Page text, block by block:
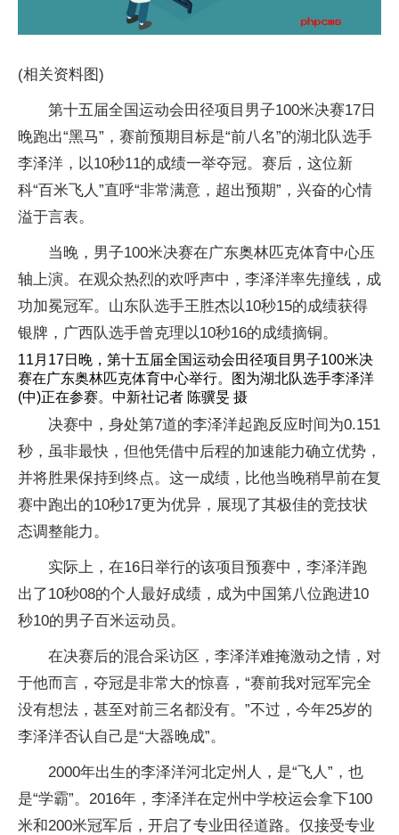
(相关资料图)
第十五届全国运动会田径项目男子100米决赛17日
晚跑出“黑马”，赛前预期目标是“前八名”的湖北队选手
李泽洋，以10秒11的成绩一举夺冠。赛后，这位新
科“百米飞人”直呼“非常满意，超出预期”，兴奋的心情
溢于言表。
当晚，男子100米决赛在广东奥林匹克体育中心压
轴上演。在观众热烈的欢呼声中，李泽洋率先撞线，成
功加冕冠军。山东队选手王胜杰以10秒15的成绩获得
银牌，广西队选手曾克理以10秒16的成绩摘铜。
11月17日晚，第十五届全国运动会田径项目男子100米决
赛在广东奥林匹克体育中心举行。图为湖北队选手李泽洋
(中)正在参赛。中新社记者 陈骥旻 摄
决赛中，身处第7道的李泽洋起跑反应时间为0.151
秒，虽非最快，但他凭借中后程的加速能力确立优势，
并将胜果保持到终点。这一成绩，比他当晚稍早前在复
赛中跑出的10秒17更为优异，展现了其极佳的竞技状
态调整能力。
实际上，在16日举行的该项目预赛中，李泽洋跑
出了10秒08的个人最好成绩，成为中国第八位跑进10
秒10的男子百米运动员。
在决赛后的混合采访区，李泽洋难掩激动之情，对
于他而言，夺冠是非常大的惊喜，“赛前我对冠军完全
没有想法，甚至对前三名都没有。”不过，今年25岁的
李泽洋否认自己是“大器晚成”。
2000年出生的李泽洋河北定州人，是“飞人”，也
是“学霸”。2016年，李泽洋在定州中学校运会拿下100
米和200米冠军后，开启了专业田径道路。仅接受专业